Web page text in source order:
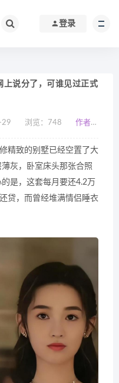
登录
上说分了，可谁见过正式
29 浏览： 748 作者：小编
精致的别墅已经空置了大
灰，卧室床头那张合照
是，这套每月要还4.2万
贷，而曾经堆满情侣睡衣